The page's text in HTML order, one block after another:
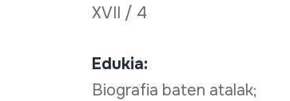
XVII / 4
Edukia:
Biografia baten atalak;